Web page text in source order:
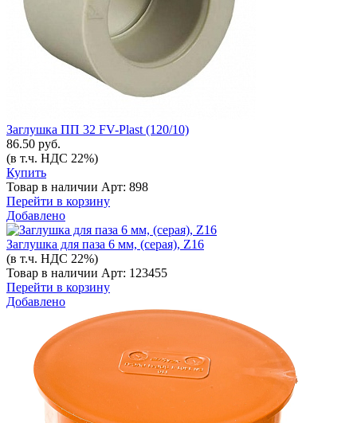
Заглушка ПП 32 FV-Plast (120/10)
86.50 руб.
(в т.ч. НДС 22%)
Купить
Товар в наличии Арт: 898
Перейти в корзину
Добавлено
Заглушка для паза 6 мм, (серая), Z16
(в т.ч. НДС 22%)
Товар в наличии Арт: 123455
Перейти в корзину
Добавлено